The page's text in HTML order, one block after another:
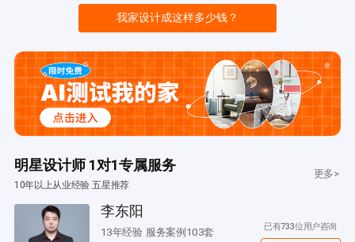
我家设计成这样多少钱？
明星设计师 1对1专属服务
10年以上从业经验 五星推荐
更多>
李东阳
13年经验 服务案例103套 已有733位用户咨询